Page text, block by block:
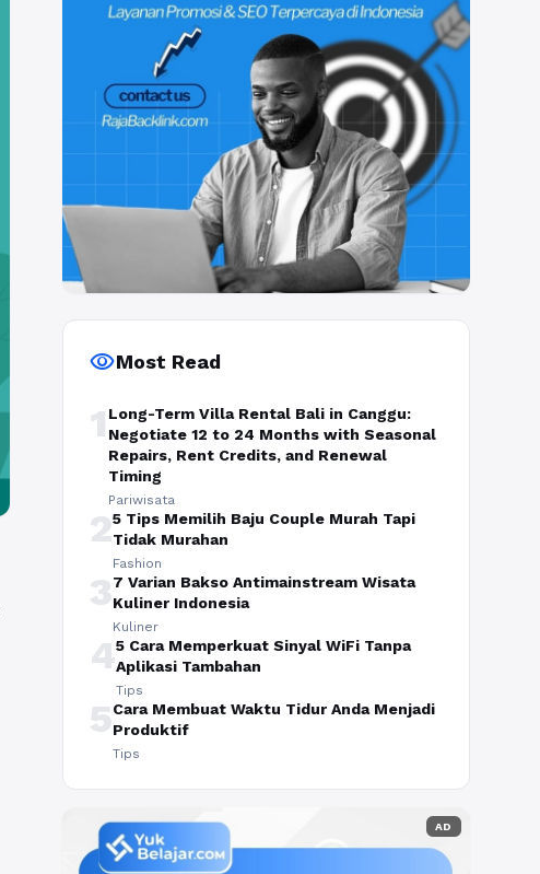
visibilityMost Read
1 Long-Term Villa Rental Bali in Canggu:
Negotiate 12 to 24 Months with Seasonal
Repairs, Rent Credits, and Renewal
Timing
Pariwisata
25 Tips Memilih Baju Couple Murah Tapi
Tidak Murahan
Fashion
37 Varian Bakso Antimainstream Wisata
Kuliner Indonesia
Kuliner
45 Cara Memperkuat Sinyal WiFi Tanpa
Aplikasi Tambahan
Tips
5Cara Membuat Waktu Tidur Anda Menjadi
Produktif
Tips
AD